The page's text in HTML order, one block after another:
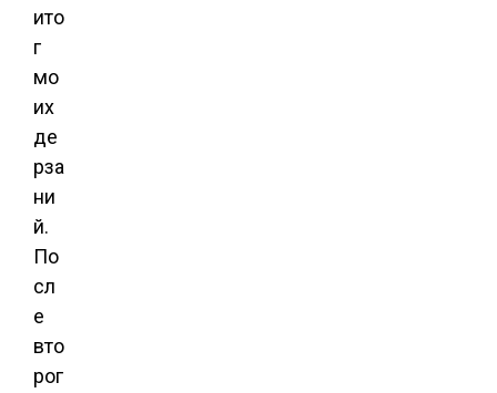
ито
г
мо
их
де
рза
ни
й.
По
сл
е
вто
рог